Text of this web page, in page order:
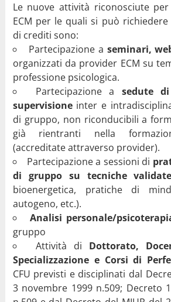
Le nuove attività riconosciute per
ECM per le quali si può
di crediti sono:
Partecipazione a seminari,
organizzati da provider ECM su
professione psicologica.
Partecipazione a sedute
supervisioneinter e
di gruppo, non riconducibili a
già rientranti nella
(accreditate attraverso provider).
Partecipazione a sessioni di
di gruppo su tecniche validate
bioenergetica, pratiche di
autogeno, etc.).
Analisi personale/
gruppo
Attività di Dottorato,
Specializzazione e Corsi di
CFU previsti e disciplinati dal
3 novembre 1999 n.509; Decreto